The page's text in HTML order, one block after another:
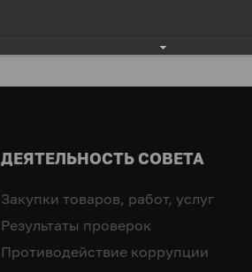
ДЕЯТЕЛЬНОСТЬ СОВЕТА
Закупки товаров, работ, услуг
Результаты проверок
Противодействие коррупции